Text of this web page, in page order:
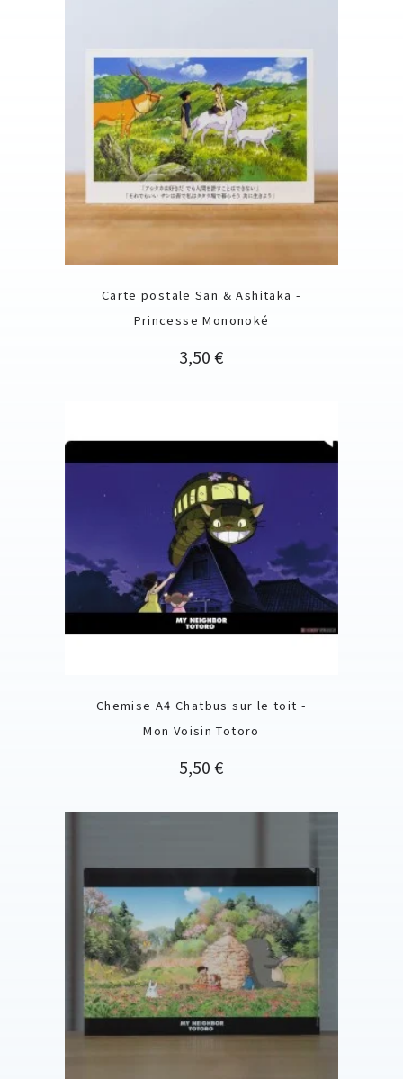
Carte postale San & Ashitaka -
Princesse Mononoké
Prix
3,50 €
Chemise A4 Chatbus sur le toit -
Mon Voisin Totoro
Prix
5,50 €